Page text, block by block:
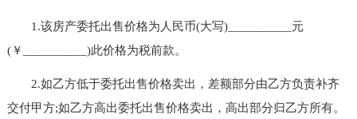
1.该房产委托出售价格为人民币(大写)__________元
(￥__________)此价格为税前款。
2.如乙方低于委托出售价格卖出，差额部分由乙方负责补齐
交付甲方;如乙方高出委托出售价格卖出，高出部分归乙方所有。